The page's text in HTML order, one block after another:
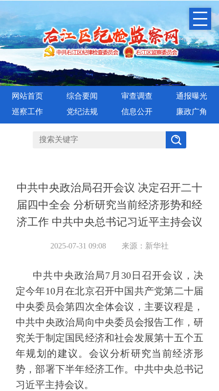
网站首页 综合要闻 审查调查
通报曝光
巡察工作
党纪法规 信息公开 廉政广角
中共中央政治局召开会议 决定召开二十
届四中全会 分析研究当前经济形势和经
济工作 中共中央总书记习近平主持会议
2025-07-31 09:08 来源：新华社
中共中央政治局7月30日召开会议，决
定今年10月在北京召开中国共产党第二十届
中央委员会第四次全体会议，主要议程是，
中共中央政治局向中央委员会报告工作，研
究关于制定国民经济和社会发展第十五个五
年规划的建议。会议分析研究当前经济形
势，部署下半年经济工作。中共中央总书记
习近平主持会议。